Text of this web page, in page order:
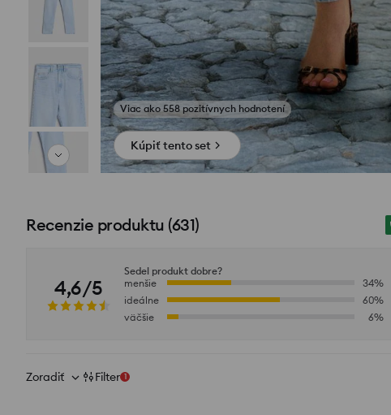
Zobraziť fotografie z recenzií
Kúpiť tento set
Recenzie produktu (631)
4,6/5
Sedel produkt dobre?
menšie
34%
ideálne
60%
väčšie
6%
Zoradiť Filter 1